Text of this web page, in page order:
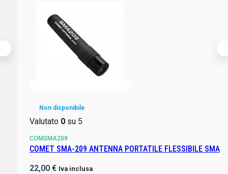
Non disponibile
Valutato 0su 5
COMSMA209
COMET SMA-209 ANTENNA PORTATILE FLESSIBILE SMA
22,00 € Iva inclusa